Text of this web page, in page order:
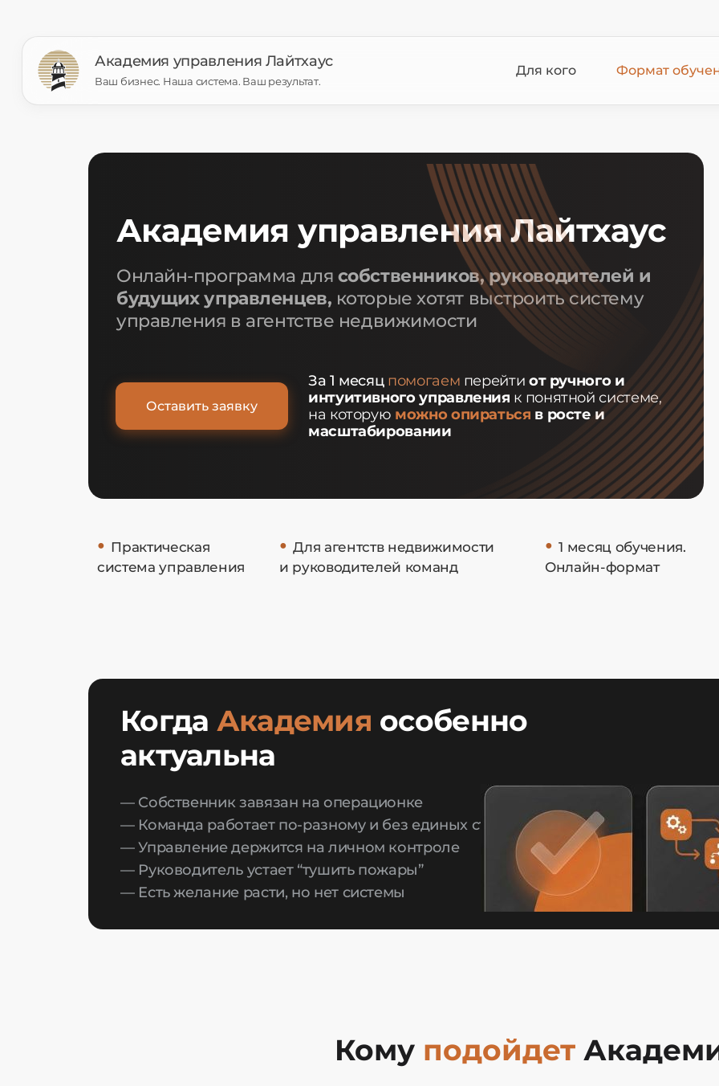
Академия управления Лайтхаус
Ваш бизнес. Наша система. Ваш результат.
Для кого Формат
Академия управления Лайтхаус
Онлайн-программа для собственников, руководителей и
будущих управленцев, которые хотят выстроить систему
управления в агентстве недвижимости
Оставить заявку
За 1 месяцпомогаем перейти от ручного и
интуитивного управления к понятной системе,
на которую можно опираться в росте и
масштабировании
• Практическая
система управления
•Для агентств недвижимости
и руководителей команд
•1 месяц обучения.
Онлайн-формат
Когда Академия особенно
актуальна
— Собственник завязан на операционке
— Команда работает по-разному и без единых стандартов
— Управление держится на личном контроле
— Руководитель устает “тушить пожары”
— Есть желание расти, но нет системы
Кому подойдет